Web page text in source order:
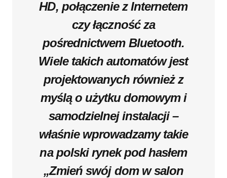
HD, połączenie z Internetem
czy łączność za
pośrednictwem Bluetooth.
Wiele takich automatów jest
projektowanych również z
myślą o użytku domowym i
samodzielnej instalacji –
właśnie wprowadzamy takie
na polski rynek pod hasłem
„Zmień swój dom w salon